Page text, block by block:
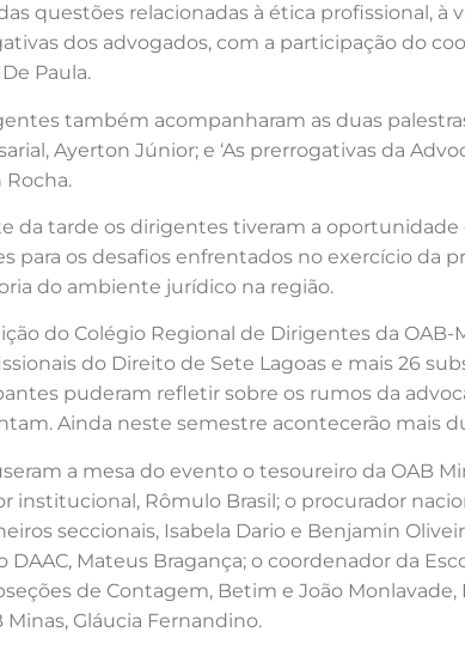
questões relacionadas à ética profissional, à
dos advogados, com a participação do
Paula.
também acompanharam as duas
Ayerton Júnior; e ‘As prerrogativas da
Rocha.
da tarde os dirigentes tiveram a
para os desafios enfrentados no exercício da
do ambiente jurídico na região.
do Colégio Regional de Dirigentes da
do Direito de Sete Lagoas e mais 26
puderam refletir sobre os rumos da
Ainda neste semestre acontecerão mais
a mesa do evento o tesoureiro da OAB
institucional, Rômulo Brasil; o procurador
seccionais, Isabela Dario e Benjamin
DAAC, Mateus Bragança; o coordenador da
de Contagem, Betim e João Monlavade,
Minas, Gláucia Fernandino.